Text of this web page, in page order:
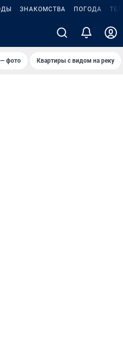
ЗНАКОМСТВА ПОГОДА
— фото Квартиры с видом на реку